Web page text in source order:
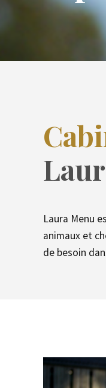
Laura Menu
animaux et
de besoin